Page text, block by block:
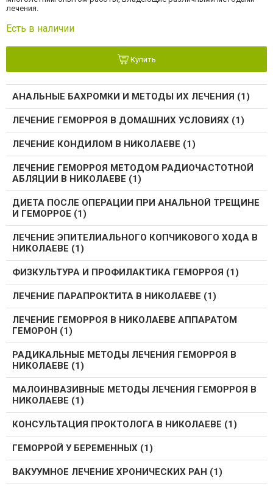
лечения.
Есть в наличии
Купить
АНАЛЬНЫЕ БАХРОМКИ И МЕТОДЫ ИХ ЛЕЧЕНИЯ (1)
ЛЕЧЕНИЕ ГЕМОРРОЯ В ДОМАШНИХ УСЛОВИЯХ (1)
ЛЕЧЕНИЕ КОНДИЛОМ В НИКОЛАЕВЕ (1)
ЛЕЧЕНИЕ ГЕМОРРОЯ МЕТОДОМ РАДИОЧАСТОТНОЙ
АБЛЯЦИИ В НИКОЛАЕВЕ (1)
ДИЕТА ПОСЛЕ ОПЕРАЦИИ ПРИ АНАЛЬНОЙ ТРЕЩИНЕ
И ГЕМОРРОЕ (1)
ЛЕЧЕНИЕ ЭПИТЕЛИАЛЬНОГО КОПЧИКОВОГО ХОДА В
НИКОЛАЕВЕ (1)
ФИЗКУЛЬТУРА И ПРОФИЛАКТИКА ГЕМОРРОЯ (1)
ЛЕЧЕНИЕ ПАРАПРОКТИТА В НИКОЛАЕВЕ (1)
ЛЕЧЕНИЕ ГЕМОРРОЯ В НИКОЛАЕВЕ АППАРАТОМ
ГЕМОРОН (1)
РАДИКАЛЬНЫЕ МЕТОДЫ ЛЕЧЕНИЯ ГЕМОРРОЯ В
НИКОЛАЕВЕ (1)
МАЛОИНВАЗИВНЫЕ МЕТОДЫ ЛЕЧЕНИЯ ГЕМОРРОЯ В
НИКОЛАЕВЕ (1)
КОНСУЛЬТАЦИЯ ПРОКТОЛОГА В НИКОЛАЕВЕ (1)
ГЕМОРРОЙ У БЕРЕМЕННЫХ (1)
ВАКУУМНОЕ ЛЕЧЕНИЕ ХРОНИЧЕСКИХ РАН (1)